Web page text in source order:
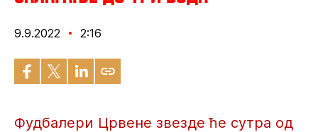
9.9.2022 2:16
Фудбалери Црвене звезде ће сутра од